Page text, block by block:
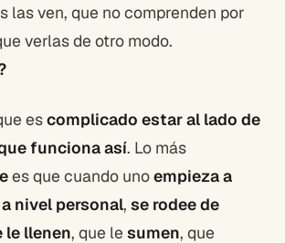
las ven, que no comprenden por
verlas de otro modo.
escomplicado estar al lado de
funciona así. Lo más
es que cuando unoempieza a
nivel personal, se rodee de
le llenen, que le sumen, que